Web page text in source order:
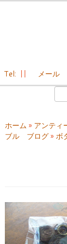
ン
ツ
Tel: メール
ホーム » アンティ
ブル ブログ» ボ